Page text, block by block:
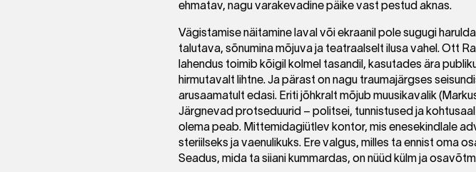
ehmatav, nagu varakevadine päike vast pestud aknas.
Vägistamise näitamine laval või ekraanil pole sugugi
talutava, sõnumina mõjuva ja teatraalselt ilusa vahel. Ott
lahendus toimib kõigil kolmel tasandil, kasutades ära
hirmutavalt lihtne. Ja pärast on nagu traumajärgses
arusaamatult edasi. Eriti jõhkralt mõjub muusikavalik
Järgnevad protseduurid – politsei, tunnistused ja
olema peab. Mittemidagi­ütlev kontor, mis enesekindlale
steriilseks ja vaenulikuks. Ere valgus, milles ta ennist oma
Seadus, mida ta siiani kummardas, on nüüd külm ja